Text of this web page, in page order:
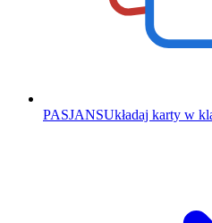
PASJANSUkładaj karty w